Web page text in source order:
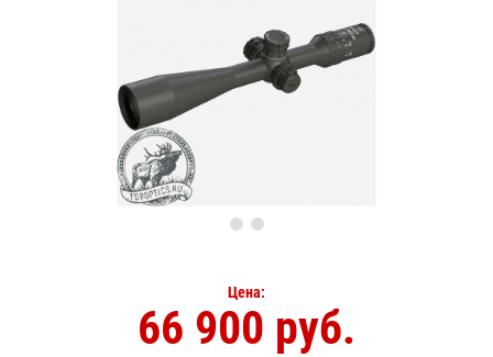
Цена:
66 900 руб.